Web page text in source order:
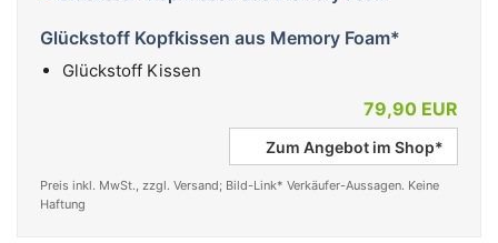
Glückstoff Kopfkissen aus Memory Foam*
Glückstoff Kissen
79,90 EUR
Zum Angebot im Shop*
Preis inkl. MwSt., zzgl. Versand; Bild-Link* Verkäufer-Aussagen. Keine
Haftung